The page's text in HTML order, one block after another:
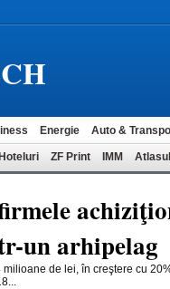
Energie Auto &
ZF Print IMM
un arhipelag
de lei, în creştere cu